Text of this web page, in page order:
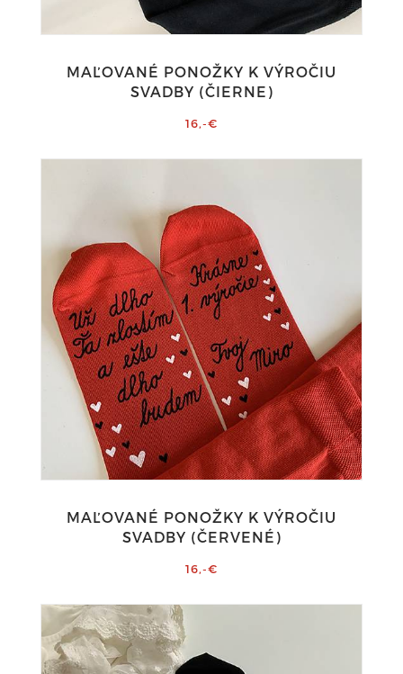
MAĽOVANÉ PONOŽKY K VÝROČIU
SVADBY (ČIERNE)
16,-€
MAĽOVANÉ PONOŽKY K VÝROČIU
SVADBY (ČERVENÉ)
16,-€